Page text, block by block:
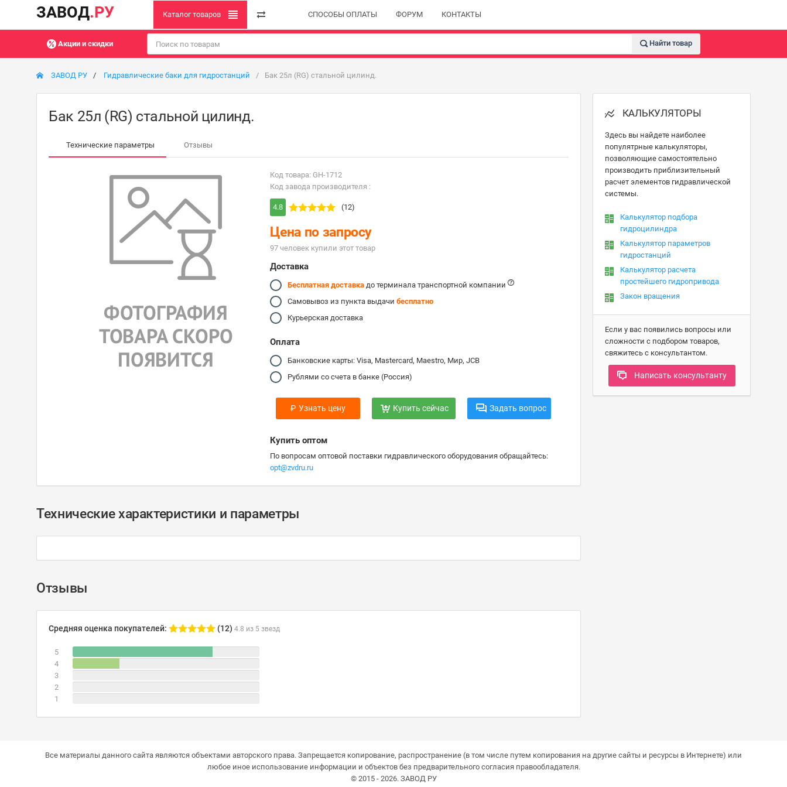
ЗАВОД.РУ Каталог товаров СПОСОБЫ ОПЛАТЫ ФОРУМ КОНТАКТЫ
Акции и скидки Найти товар
ЗАВОД РУ Гидравлические баки для гидростанций Бак 25л (RG) стальной цилинд.
Бак 25л (RG) стальной цилинд.
Технические параметры Отзывы
Код товара: GH-1712
Код завода производителя :
4.8 (12)
Цена по запросу
97 человек купили этот товар
Доставка
Бесплатная доставка до терминала транспортной компании
Самовывоз из пункта выдачибесплатно
Курьерская доставка
Оплата
Банковские карты: Visa, Mastercard, Maestro, Мир, JCB
Рублями со счета в банке (Россия)
₽ Узнать цену Купить сейчас Задать вопрос
Купить оптом
По вопросам оптовой поставки гидравлического оборудования обращайтесь:
opt@zvdru.ru
Технические характеристики и параметры
Отзывы
Средняя оценка покупателей: (12) 4.8 из 5 звезд
5
4
3
2
1
КАЛЬКУЛЯТОРЫ
Здесь вы найдете наиболее
популятрные калькуляторы,
позволяющие самостоятельно
производить приблизительный
расчет элементов гидравлической
системы.
Калькулятор подбора
гидроцилиндра
Калькулятор параметров
гидростанций
Калькулятор расчета
простейшего гидропривода
Закон вращения
Если у вас появились вопросы или
сложности с подбором товаров,
свяжитесь с консультантом.
Написать консультанту
Все материалы данного сайта являются объектами авторского права. Запрещается копирование, распространение (в том числе путем копирования на другие сайты и ресурсы в Интернете) или
любое иное использование информации и объектов без предварительного согласия правообладателя.
© 2015 - 2026. ЗАВОД РУ